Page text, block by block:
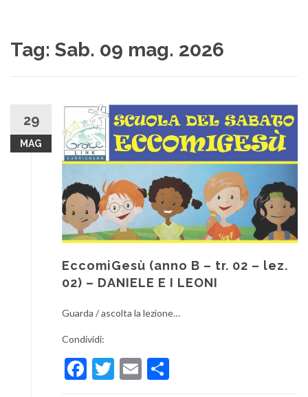
Tag: Sab. 09 mag. 2026
29
MAG
EccomiGesù (anno B – tr. 02 – lez.
02) – DANIELE E I LEONI
Guarda / ascolta la lezione…
Condividi:
Facebook
Twitter
Email